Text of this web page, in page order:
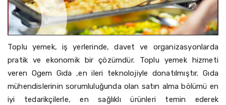
Toplu yemek, iş yerlerinde, davet ve organizasyonlarda
pratik ve ekonomik bir çözümdür. Toplu yemek hizmeti
veren Ogem Gıda ,en ileri teknolojiyle donatılmıştır. Gıda
mühendislerinin sorumluluğunda olan satın alma bölümü en
iyi tedarikçilerle, en sağlıklı ürünleri temin ederek